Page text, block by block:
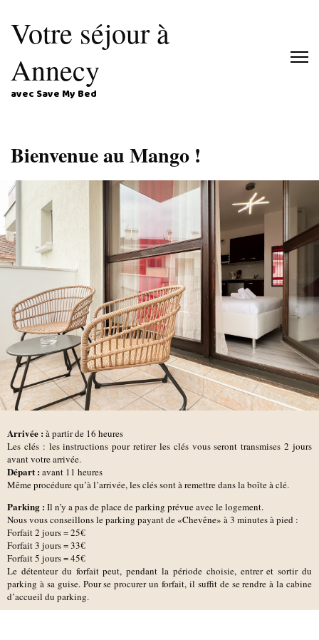
Votre séjour à
Annecy
avec Save My Bed
Bienvenue au Mango !
Arrivée : à partir de 16 heures
Les clés : les instructions pour retirer les clés vous seront transmises 2 jours
avant votre arrivée.
Départ : avant 11 heures
Même procédure qu’à l’arrivée, les clés sont à remettre dans la boîte à clé.
Parking : Il n’y a pas de place de parking prévue avec le logement.
Nous vous conseillons le parking payant de «Chevêne» à 3 minutes à pied :
Forfait 2 jours = 25€
Forfait 3 jours = 33€
Forfait 5 jours = 45€
Le détenteur du forfait peut, pendant la période choisie, entrer et sortir du
parking à sa guise. Pour se procurer un forfait, il suffit de se rendre à la cabine
d’accueil du parking.